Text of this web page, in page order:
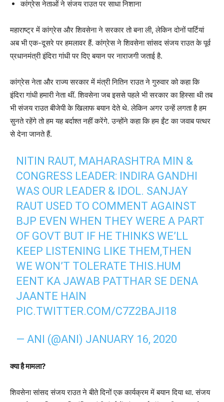
कांग्रेस नेताओं ने संजय राउत पर साधा निशाना
महाराष्ट्र में कांग्रेस और शिवसेना ने सरकार तो बना ली, लेकिन दोनों पार्टियां
अब भी एक-दूसरे पर हमलावर हैं. कांग्रेस ने शिवसेना सांसद संजय राउत के पूर्व
प्रधानमंत्री इंदिरा गांधी पर दिए बयान पर नाराजगी जताई है.
कांग्रेस नेता और राज्य सरकार में मंत्री नितिन राउत ने गुरुवार को कहा कि
इंदिरा गांधी हमारी नेता थीं. शिवसेना जब इससे पहले भी सरकार का हिस्सा थी तब
भी संजय राउत बीजेपी के खिलाफ बयान देते थे. लेकिन अगर उन्हें लगता है हम
सुनते रहेंगे तो हम यह बर्दाश्त नहीं करेंगे. उन्होंने कहा कि हम ईंट का जवाब पत्थर
से देना जानते हैं.
NITIN RAUT, MAHARASHTRA MIN &
CONGRESS LEADER: INDIRA GANDHI
WAS OUR LEADER & IDOL. SANJAY
RAUT USED TO COMMENT AGAINST
BJP EVEN WHEN THEY WERE A PART
OF GOVT BUT IF HE THINKS WE’LL
KEEP LISTENING LIKE THEM,THEN
WE WON’T TOLERATE THIS.HUM
EENT KA JAWAB PATTHAR SE DENA
JAANTE HAIN
PIC.TWITTER.COM/C7Z2BAJI18
— ANI (@ANI) JANUARY 16, 2020
क्या है मामला?
शिवसेना सांसद संजय राउत ने बीते दिनों एक कार्यक्रम में बयान दिया था. संजय